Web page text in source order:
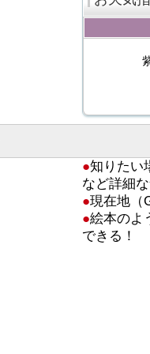
●知りたい
など詳細
●現在地（
●絵本のよ
できる！